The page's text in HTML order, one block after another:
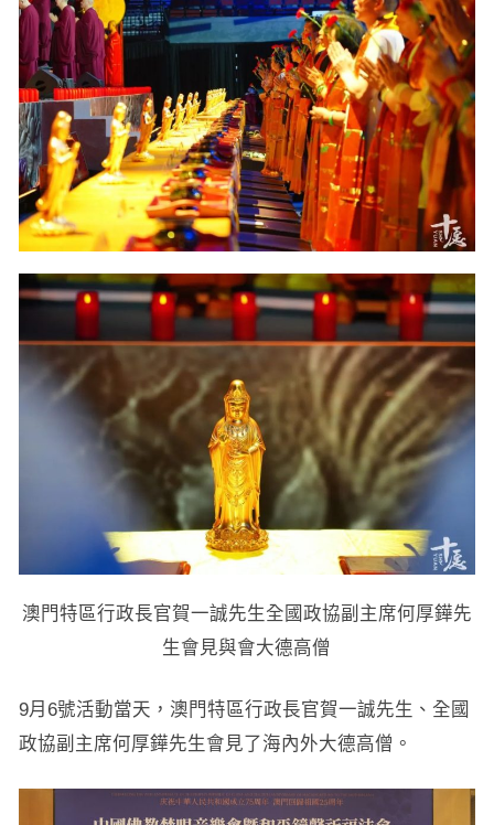
澳門特區行政長官賀一誠先生全國政協副主席何厚鏵先
生會見與會大德高僧
9月6號活動當天，澳門特區行政長官賀一誠先生、全國
政協副主席何厚鏵先生會見了海內外大德高僧。